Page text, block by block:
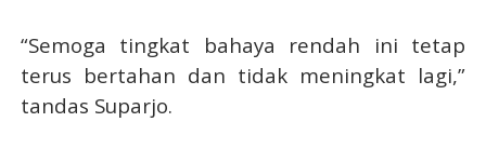
“Semoga tingkat bahaya rendah ini tetap
terus bertahan dan tidak meningkat lagi,”
tandas Suparjo.